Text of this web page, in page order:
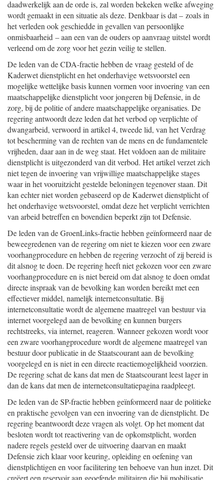
daadwerkelijk aan de orde is, zal worden bekeken welke afweging
wordt gemaakt in een situatie als deze. Denkbaar is dat – zoals in
het verleden ook geschiedde in gevallen van persoonlijke
onmisbaarheid – aan een van de ouders op aanvraag uitstel wordt
verleend om de zorg voor het gezin veilig te stellen.
De leden van de CDA-fractie hebben de vraag gesteld of de
Kaderwet dienstplicht en het onderhavige wetsvoorstel een
mogelijke wettelijke basis kunnen vormen voor invoering van een
maatschappelijke dienstplicht voor jongeren bij Defensie, in de
zorg, bij de politie of andere maatschappelijke organisaties. De
regering antwoordt deze leden dat het verbod op verplichte of
dwangarbeid, verwoord in artikel 4, tweede lid, van het Verdrag
tot bescherming van de rechten van de mens en de fundamentele
vrijheden, daar aan in de weg staat. Het voldoen aan de militaire
dienstplicht is uitgezonderd van dit verbod. Het artikel verzet zich
niet tegen de invoering van vrijwillige maatschappelijke stages
waar in het vooruitzicht gestelde beloningen tegenover staan. Dit
kan echter niet worden gebaseerd op de Kaderwet dienstplicht of
het onderhavige wetsvoorstel, omdat deze het verplicht verrichten
van arbeid betreffen en bovendien beperkt zijn tot Defensie.
De leden van de GroenLinks-fractie hebben geïnformeerd naar de
beweegredenen van de regering om niet te kiezen voor een zware
voorhangprocedure en hebben de regering verzocht of zij bereid is
dit alsnog te doen. De regering heeft niet gekozen voor een zware
voorhangprocedure en is niet bereid om dat alsnog te doen omdat
directe inspraak van de bevolking kan worden bereikt met een
effectiever middel, namelijk internetconsultatie. Bij
internetconsultatie wordt de algemene maatregel van bestuur via
internet voorgelegd aan de bevolking en kunnen burgers
rechtstreeks, via internet, reageren. Wanneer gekozen wordt voor
een zware voorhangprocedure wordt de algemene maatregel van
bestuur door publicatie in de Staatscourant aan de bevolking
voorgelegd en is niet in een directe reactiemogelijkheid voorzien.
De regering schat de kans dat men de Staatscourant leest lager in
dan de kans dat men de internetconsultatiepagina raadpleegt.
De leden van de SP-fractie hebben geïnformeerd naar de politieke
en praktische gevolgen van een invoering van de dienstplicht. De
regering beantwoordt deze vragen als volgt. Op het moment dat
besloten wordt tot reactivering van de opkomstplicht, worden
nadere regels gesteld over de uitvoering daarvan en maakt
Defensie zich klaar voor keuring, opleiding en oefening van
dienstplichtigen en voor facilitering ten behoeve van hun inzet. Dit
creëert een reservoir aan geoefende militairen die bij mobilisatie